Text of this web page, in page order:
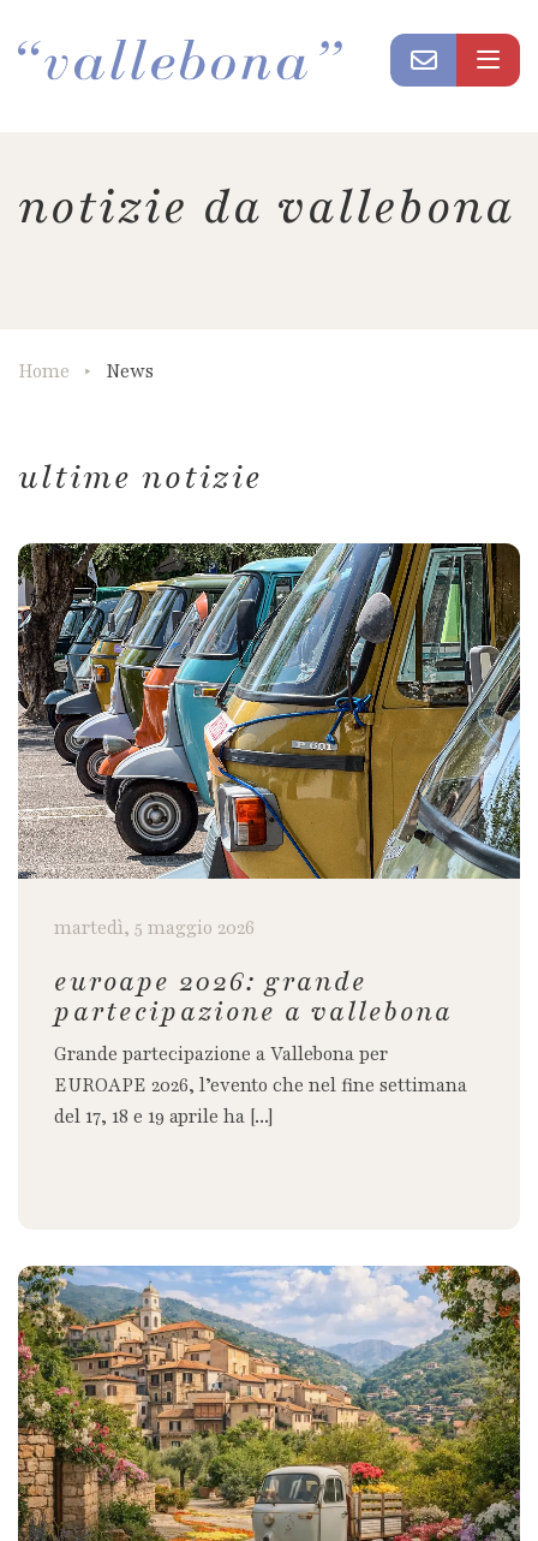
notizie da vallebona
Home News
ultime notizie
martedì, 5 maggio 2026
euroape 2026: grande
partecipazione a vallebona
Grande partecipazione a Vallebona per
EUROAPE 2026, l’evento che nel fine settimana
del 17, 18 e 19 aprile ha [...]